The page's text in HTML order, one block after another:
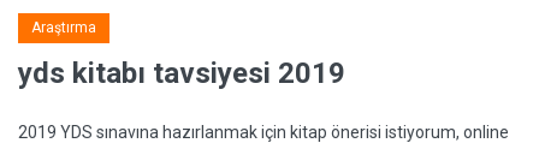
Araştırma
yds kitabı tavsiyesi 2019
2019 YDS sınavına hazırlanmak için kitap önerisi istiyorum, online